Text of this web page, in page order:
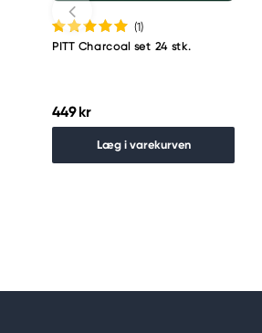
(1)
PITT Charcoal set 24 stk.
449 kr
Læg i varekurven